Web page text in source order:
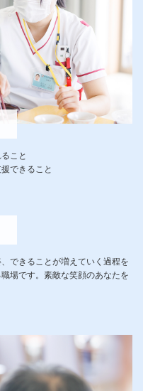
こと
できること
できることが増えていく過程を
場です。素敵な笑顔のあなたを